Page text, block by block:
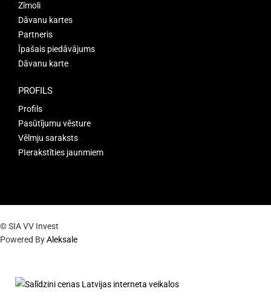
Zīmoli
Dāvanu kartes
Partneris
Īpašais piedāvājums
Dāvanu karte
PROFILS
Profils
Pasūtījumu vēsture
Vēlmju saraksts
PIerakstīties jaunmiem
© SIA VV Invest
Powered ByAleksale